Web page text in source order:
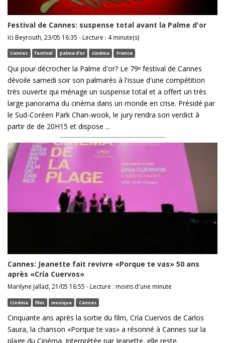
Festival de Cannes: suspense total avant la Palme d'or
Ici Beyrouth, 23/05 16:35 - Lecture : 4 minute(s)
Cannes festival palme d'or cinéma France
Qui pour décrocher la Palme d'or? Le 79ᵉ festival de Cannes
dévoile samedi soir son palmarès à l'issue d'une compétition
très ouverte qui ménage un suspense total et a offert un très
large panorama du cinéma dans un monde en crise. Présidé par
le Sud-Coréen Park Chan-wook, le jury rendra son verdict à
partir de de 20H15 et dispose ...
Cannes: Jeanette fait revivre «Porque te vas» 50 ans
après «Cría Cuervos»
Marilyne Jallad, 21/05 16:55 - Lecture : moins d'une minute
Cinéma film musique Cannes
Cinquante ans après la sortie du film, Cría Cuervos de Carlos
Saura, la chanson «Porque te vas» a résonné à Cannes sur la
plage du Cinéma. Interprétée par Jeanette, elle reste